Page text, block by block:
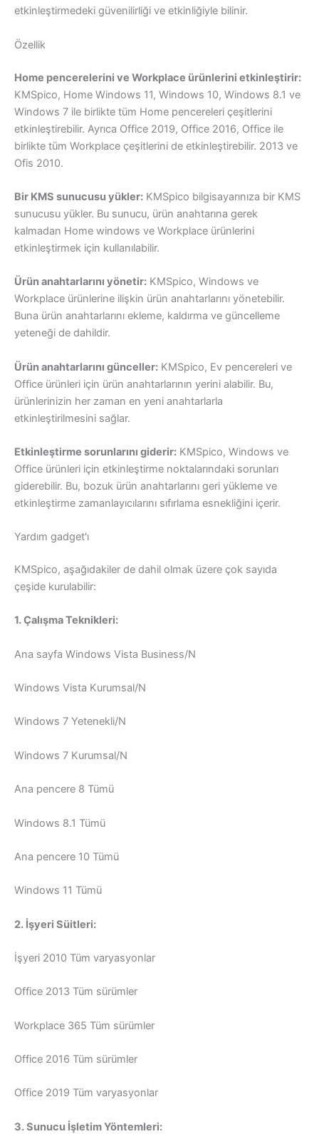
etkinleştirmedeki güvenilirliği ve etkinliğiyle bilinir.
Özellik
Home pencerelerini ve Workplace ürünlerini etkinleştirir:
KMSpico, Home Windows 11, Windows 10, Windows 8.1 ve
Windows 7 ile birlikte tüm Home pencereleri çeşitlerini
etkinleştirebilir. Ayrıca Office 2019, Office 2016, Office ile
birlikte tüm Workplace çeşitlerini de etkinleştirebilir. 2013 ve
Ofis 2010.
Bir KMS sunucusu yükler: KMSpico bilgisayarınıza bir KMS
sunucusu yükler. Bu sunucu, ürün anahtarına gerek
kalmadan Home windows ve Workplace ürünlerini
etkinleştirmek için kullanılabilir.
Ürün anahtarlarını yönetir: KMSpico, Windows ve
Workplace ürünlerine ilişkin ürün anahtarlarını yönetebilir.
Buna ürün anahtarlarını ekleme, kaldırma ve güncelleme
yeteneği de dahildir.
Ürün anahtarlarını günceller: KMSpico, Ev pencereleri ve
Office ürünleri için ürün anahtarlarının yerini alabilir. Bu,
ürünlerinizin her zaman en yeni anahtarlarla
etkinleştirilmesini sağlar.
Etkinleştirme sorunlarını giderir: KMSpico, Windows ve
Office ürünleri için etkinleştirme noktalarındaki sorunları
giderebilir. Bu, bozuk ürün anahtarlarını geri yükleme ve
etkinleştirme zamanlayıcılarını sıfırlama esnekliğini içerir.
Yardım gadget'ı
KMSpico, aşağıdakiler de dahil olmak üzere çok sayıda
çeşide kurulabilir:
1. Çalışma Teknikleri:
Ana sayfa Windows Vista Business/N
Windows Vista Kurumsal/N
Windows 7 Yetenekli/N
Windows 7 Kurumsal/N
Ana pencere 8 Tümü
Windows 8.1 Tümü
Ana pencere 10 Tümü
Windows 11 Tümü
2. İşyeri Süitleri:
İşyeri 2010 Tüm varyasyonlar
Office 2013 Tüm sürümler
Workplace 365 Tüm sürümler
Office 2016 Tüm sürümler
Office 2019 Tüm varyasyonlar
3. Sunucu İşletim Yöntemleri: